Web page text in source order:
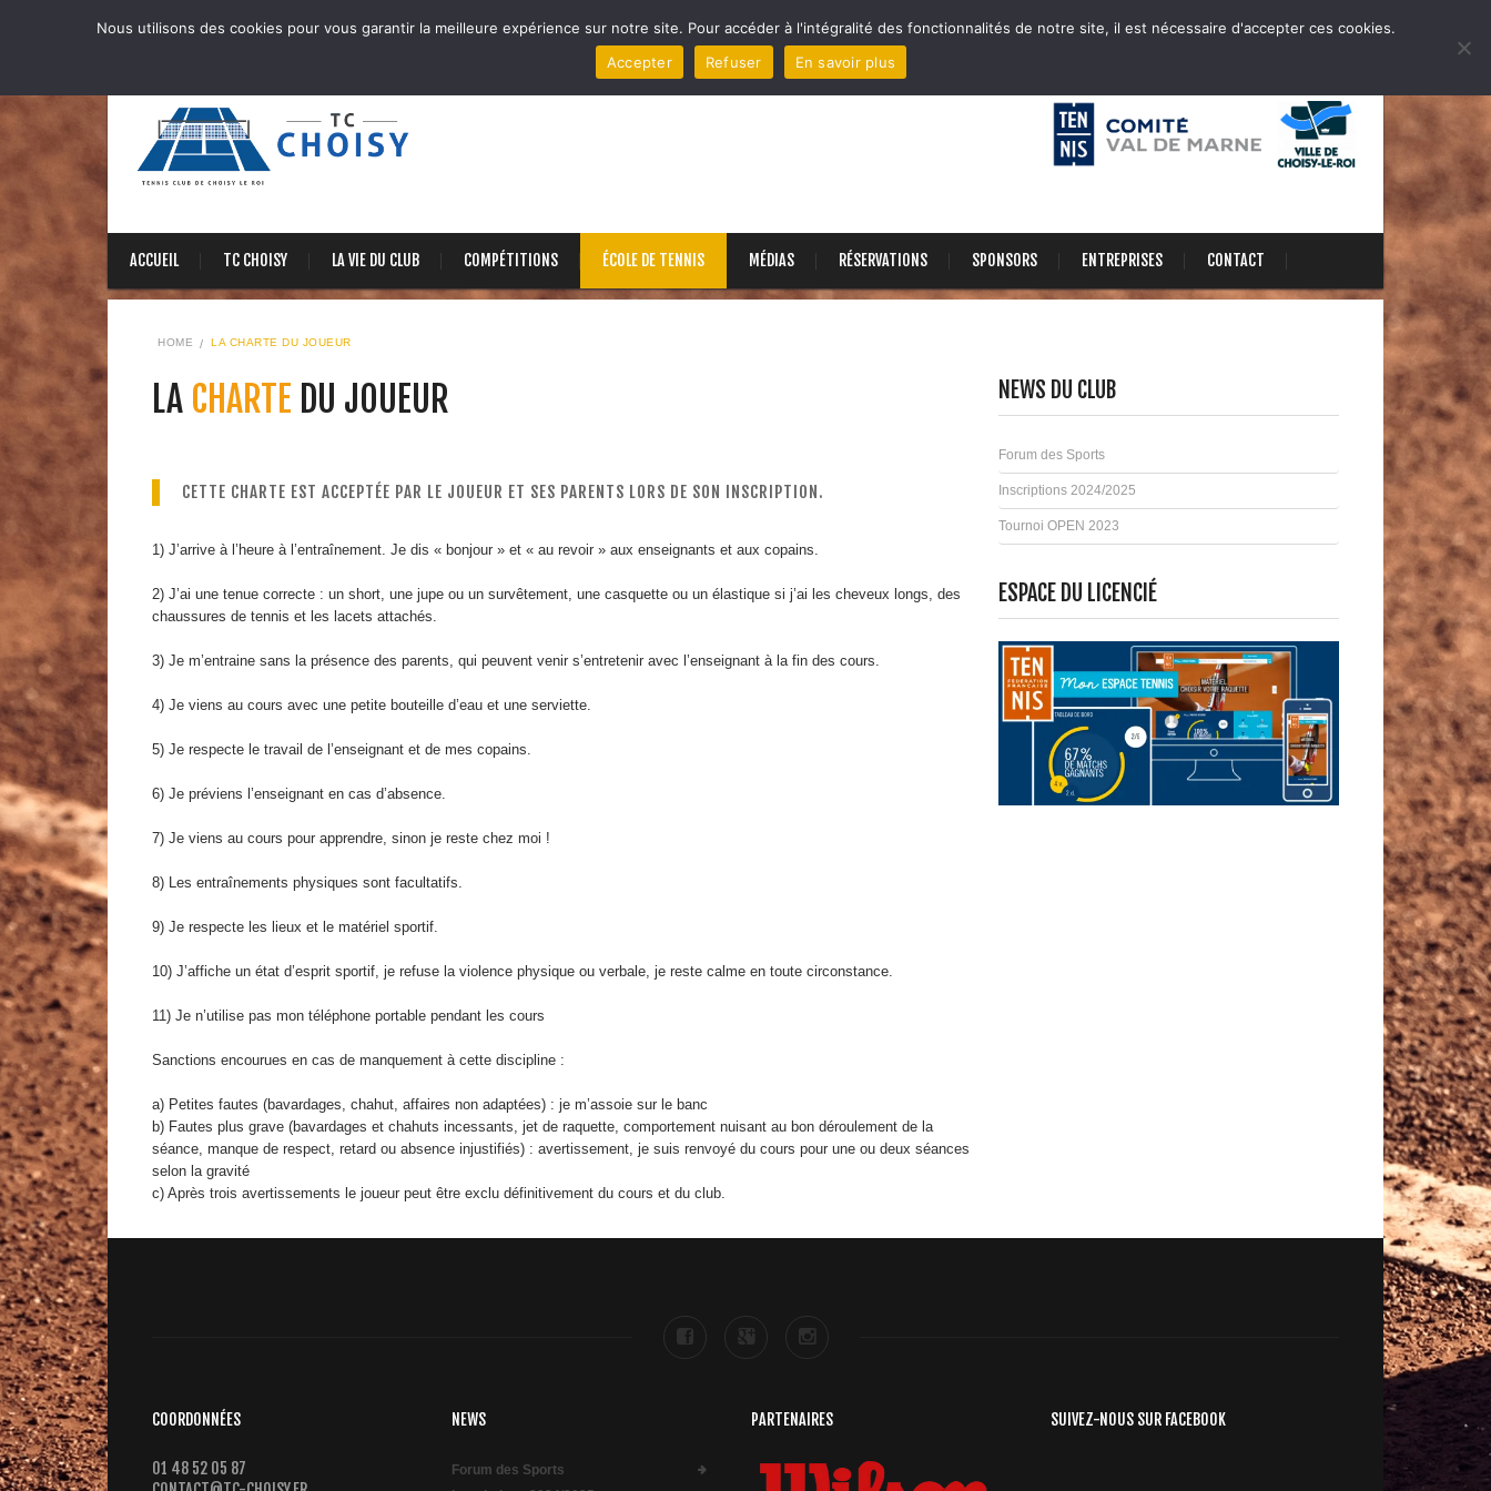
ACCUEIL TC CHOISY LA VIE DU CLUB COMPÉTITIONS ÉCOLE DE TENNIS MÉDIAS RÉSERVATIONS SPONSORS ENTREPRISES CONTACT
HOME LA CHARTE DU JOUEUR
LA CHARTE DU JOUEUR
CETTE CHARTE EST ACCEPTÉE PAR LE JOUEUR ET SES PARENTS LORS DE SON INSCRIPTION.
1) J’arrive à l’heure à l’entraînement. Je dis « bonjour » et « au revoir » aux enseignants et aux copains.
2) J’ai une tenue correcte : un short, une jupe ou un survêtement, une casquette ou un élastique si j’ai les cheveux longs, des
chaussures de tennis et les lacets attachés.
3) Je m’entraine sans la présence des parents, qui peuvent venir s’entretenir avec l’enseignant à la fin des cours.
4) Je viens au cours avec une petite bouteille d’eau et une serviette.
5) Je respecte le travail de l’enseignant et de mes copains.
6) Je préviens l’enseignant en cas d’absence.
7) Je viens au cours pour apprendre, sinon je reste chez moi !
8) Les entraînements physiques sont facultatifs.
9) Je respecte les lieux et le matériel sportif.
10) J’affiche un état d’esprit sportif, je refuse la violence physique ou verbale, je reste calme en toute circonstance.
11) Je n’utilise pas mon téléphone portable pendant les cours
Sanctions encourues en cas de manquement à cette discipline :
a) Petites fautes (bavardages, chahut, affaires non adaptées) : je m’assoie sur le banc
b) Fautes plus grave (bavardages et chahuts incessants, jet de raquette, comportement nuisant au bon déroulement de la
séance, manque de respect, retard ou absence injustifiés) : avertissement, je suis renvoyé du cours pour une ou deux séances
selon la gravité
c) Après trois avertissements le joueur peut être exclu définitivement du cours et du club.
NEWS DU CLUB
Forum des Sports
Inscriptions 2024/2025
Tournoi OPEN 2023
ESPACE DU LICENCIÉ
COORDONNÉES
01 48 52 05 87
NEWS
Forum des Sports
PARTENAIRES SUIVEZ-NOUS SUR FACEBOOK
Nous utilisons des cookies pour vous garantir la meilleure expérience sur notre site. Pour accéder à l'intégralité des fonctionnalités de notre site, il est nécessaire d'accepter ces cookies.
Accepter
Refuser En savoir plus